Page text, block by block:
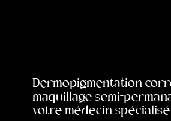
Dermopigmentation
maquillage semi-
votre médecin spécialisé